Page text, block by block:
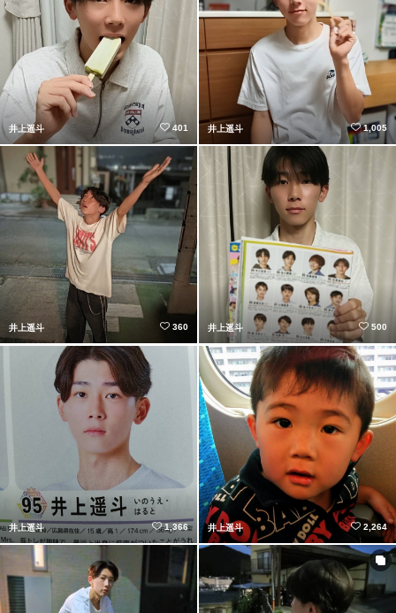
井上遥斗 401 井上遥斗 1,005
井上遥斗 360 井上遥斗 500
井上遥斗 1,366 井上遥斗 2,264